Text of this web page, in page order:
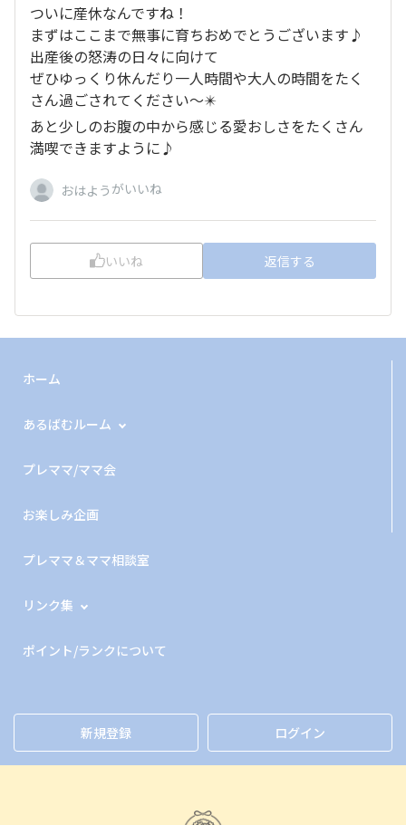
ついに産休なんですね！
まずはここまで無事に育ちおめでとうございます♪
出産後の怒涛の日々に向けて
ぜひゆっくり休んだり一人時間や大人の時間をたく
さん過ごされてください～✴️
あと少しのお腹の中から感じる愛おしさをたくさん
満喫できますように♪
おはよう がいいね
いいね 返信する
ホーム
あるばむルーム
プレママ/ママ会
お楽しみ企画
プレママ＆ママ相談室
リンク集
ポイント/ランクについて
新規登録 ログイン